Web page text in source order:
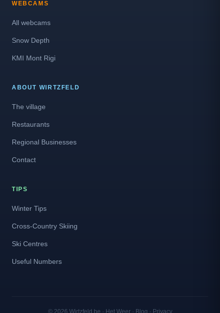
WEBCAMS
All webcams
Snow Depth
KMI Mont Rigi
ABOUT WIRTZFELD
The village
Restaurants
Regional Businesses
Contact
TIPS
Winter Tips
Cross-Country Skiing
Ski Centres
Useful Numbers
© 2026 Wirtzfeld.be · Het Weer· Blog · Privacy